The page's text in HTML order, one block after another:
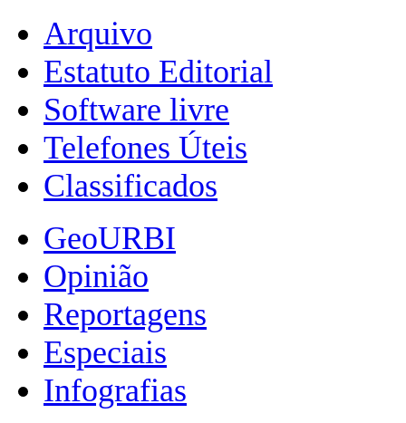
Arquivo
Estatuto Editorial
Software livre
Telefones Úteis
Classificados
GeoURBI
Opinião
Reportagens
Especiais
Infografias